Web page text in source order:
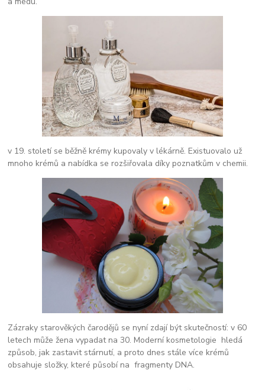
v 19. století se běžně krémy kupovaly v lékárně. Existuovalo už
mnoho krémů a nabídka se rozšiřovala díky poznatkům v chemii.
Zázraky starověkých čarodějů se nyní zdají být skutečností: v 60
letech může žena vypadat na 30. Moderní kosmetologie hledá
způsob, jak zastavit stárnutí, a proto dnes stále více krémů
obsahuje složky, které působí na fragmenty DNA.